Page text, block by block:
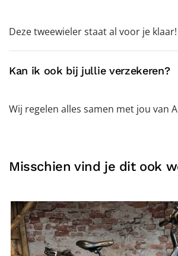
Deze tweewieler staat al voor je klaar!
Kan ik ook bij jullie verzekeren?
Wij regelen alles samen met jou van
Misschien vind je dit ook